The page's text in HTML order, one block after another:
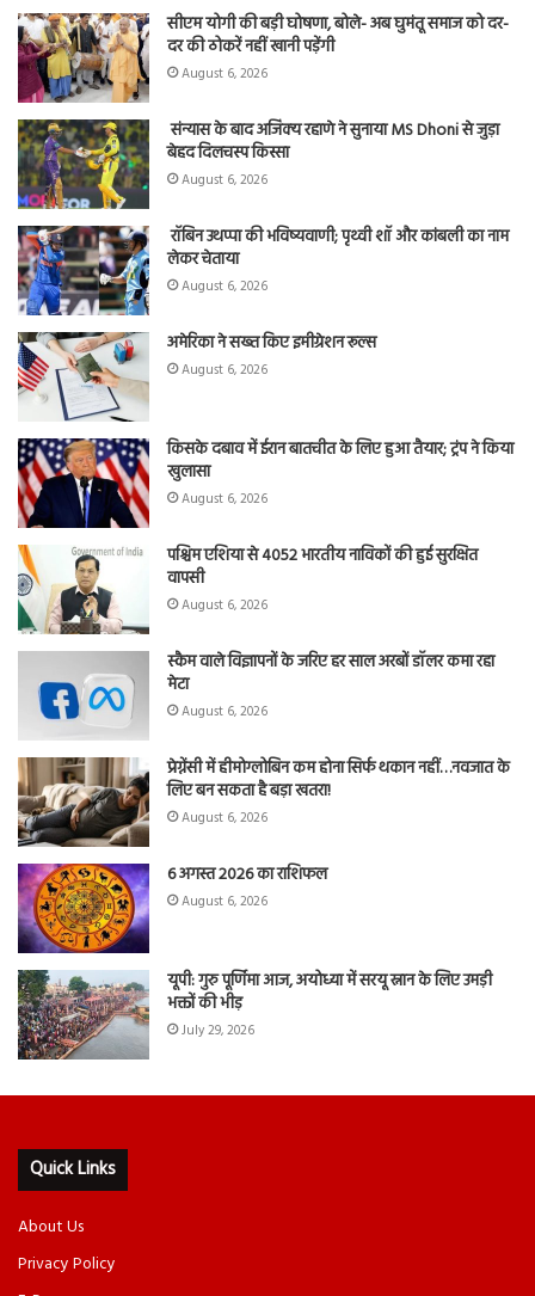
सीएम योगी की बड़ी घोषणा, बोले- अब घुमंतू समाज को दर-
दर की ठोकरें नहीं खानी पड़ेंगी
August 6, 2026
संन्यास के बाद अजिंक्‍य रहाणे ने सुनाया MS Dhoni से जुड़ा
बेहद दिलचस्प किस्सा
August 6, 2026
रॉबिन उथप्पा की भविष्यवाणी; पृथ्वी शॉ और कांबली का नाम
लेकर चेताया
August 6, 2026
अमेरिका ने सख्त किए इमीग्रेशन रूल्स
August 6, 2026
किसके दबाव में ईरान बातचीत के लिए हुआ तैयार; ट्रंप ने किया
खुलासा
August 6, 2026
पश्चिम एशिया से 4052 भारतीय नाविकों की हुई सुरक्षित
वापसी
August 6, 2026
स्कैम वाले विज्ञापनों के जरिए हर साल अरबों डॉलर कमा रहा
मेटा
August 6, 2026
प्रेग्नेंसी में हीमोग्लोबिन कम होना सिर्फ थकान नहीं…नवजात के
लिए बन सकता है बड़ा खतरा!
August 6, 2026
6 अगस्त 2026 का राशिफल
August 6, 2026
यूपी: गुरु पूर्णिमा आज, अयोध्या में सरयू स्नान के लिए उमड़ी
भक्तों की भीड़
July 29, 2026
Quick Links
About Us
Privacy Policy